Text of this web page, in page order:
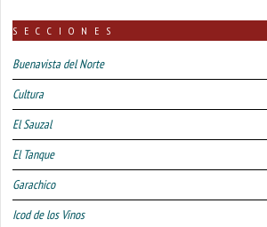
SECCIONES
Buenavista del Norte
Cultura
El Sauzal
El Tanque
Garachico
Icod de los Vinos